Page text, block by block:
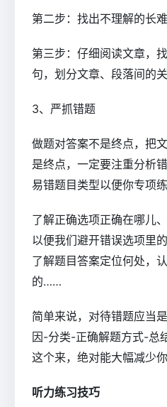
第二步：找出不理解的长
第三步：仔细阅读文章，
句，划分文章、段落间的关
3、严抓错题
做题对答案不是终点，把
是终点，一定要注重分析
易错题目类型以便你专项练
了解正确选项正确在哪儿
以便我们避开错误选项里
了解题目答案定位何处，
的……
简单来说，对待错题应当
因-分类-正确解题方式-总
这个来，绝对能大幅减少你
听力练习技巧